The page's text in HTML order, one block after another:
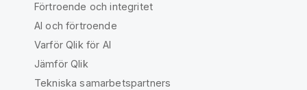
Förtroende och integritet
AI och förtroende
Varför Qlik för AI
Jämför Qlik
Tekniska samarbetspartners